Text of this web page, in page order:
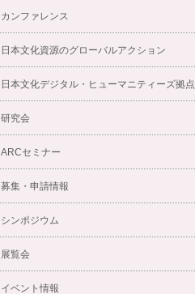
カンファレンス
日本文化資源のグローバルアクション
日本文化デジタル・ヒューマニティーズ拠点
研究会
ARCセミナー
募集・申請情報
シンポジウム
展覧会
イベント情報